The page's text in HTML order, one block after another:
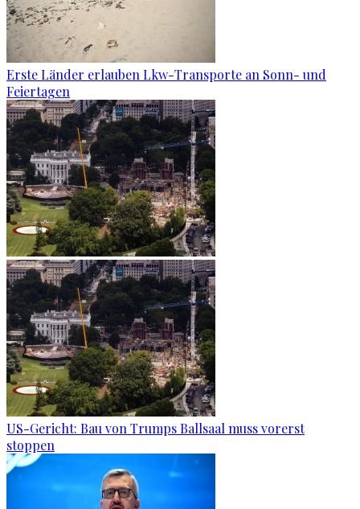
Erste Länder erlauben Lkw-Transporte an Sonn- und
Feiertagen
US-Gericht: Bau von Trumps Ballsaal muss vorerst
stoppen